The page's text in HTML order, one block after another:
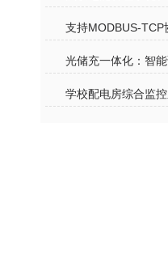
支持MODBUS-
学校配电房综合监